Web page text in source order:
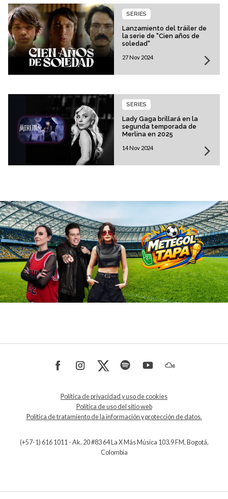
Lanzamiento del tráiler de
la serie de "Cien años de
soledad"
SERIES
27 Nov 2024
Lady Gaga brillará en la
segunda temporada de
Merlina en 2025
SERIES
14 Nov 2024
Política de privacidad y uso de cookies
Política de uso del sitio web
Política de tratamiento de la información y protección de datos.
(+57-1) 616 1011 - Ak. 20 #83 64 La X Más Música 103.9 FM, Bogotá,
Colombia